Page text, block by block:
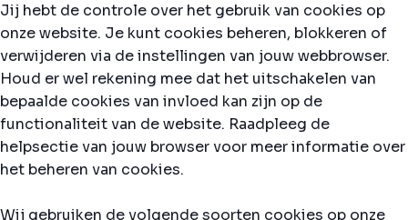
Jij hebt de controle over het gebruik van cookies op
onze website. Je kunt cookies beheren, blokkeren of
verwijderen via de instellingen van jouw webbrowser.
Houd er wel rekening mee dat het uitschakelen van
bepaalde cookies van invloed kan zijn op de
functionaliteit van de website. Raadpleeg de
helpsectie van jouw browser voor meer informatie over
het beheren van cookies.
Wij gebruiken de volgende soorten cookies op onze